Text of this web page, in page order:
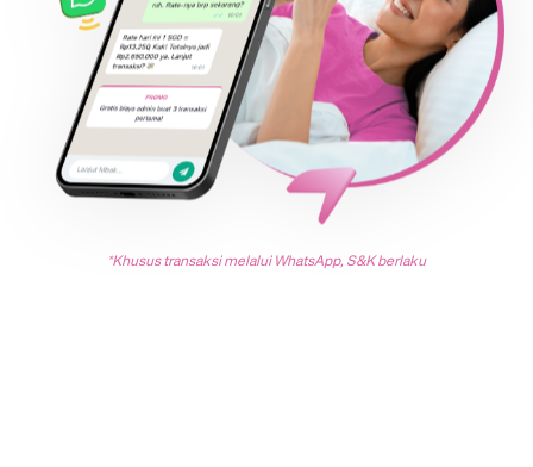
*Khusus transaksi melalui WhatsApp, S&K berlaku